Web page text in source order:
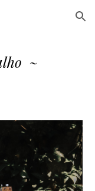
Skip to navigation
~